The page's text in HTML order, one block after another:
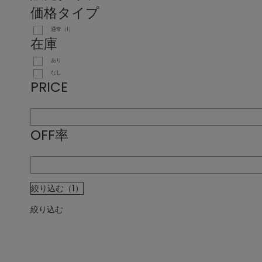
価格タイプ
通常（1）
在庫
あり
なし
PRICE
OFF率
絞り込む（1）
絞り込む